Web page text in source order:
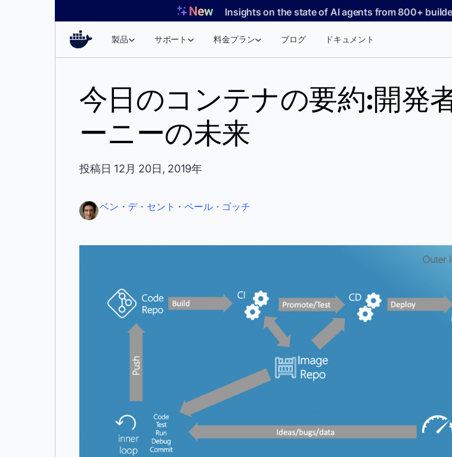
Insights on the state of AI agents from 800+
製品 サポート 料金プラン ブログ ドキュメント
今日のコンテナの要約:開発
ーニーの未来
投稿日 12月 20日, 2019年
ベン・デ・セント・ペール・ゴッチ